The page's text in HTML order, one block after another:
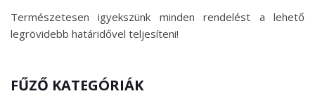
FŰZŐ KATEGÓRIÁK
Természetesen igyekszünk minden rendelést a lehető
legrövidebb határidővel teljesíteni!